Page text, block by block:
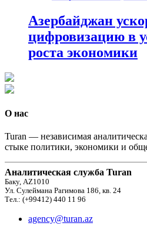
Азербайджан
цифровизацию в
роста экономики
О нас
Turan — независимая
стыке политики, экономики и
Аналитическая служба Turan
Баку, AZ1010
Ул. Сулеймана Рагимова 186, кв. 24
Тел.: (+99412) 440 11 96
agency@turan.az